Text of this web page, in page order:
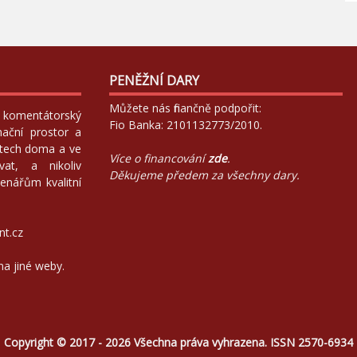
komentátorský
prostor a
doma a ve
a nikoliv
kvalitní
jiné weby.
PENĚŽNÍ DARY
Můžete nás finančně podpořit:
Fio Banka: 2101132773/2010.
Více o financovánízde.
Děkujeme předem za všechny dary.
Copyright © 2017 - 2026 Všechna práva vyhrazena. ISSN 2570-6934